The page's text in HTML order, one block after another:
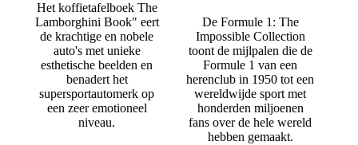
Het koffietafelboek The
Lamborghini Book" eert
de krachtige en nobele
auto's met unieke
esthetische beelden en
benadert het
supersportautomerk op
een zeer emotioneel
niveau.
De Formule 1: The
Impossible Collection
toont de mijlpalen die de
Formule 1 van een
herenclub in 1950 tot een
wereldwijde sport met
honderden miljoenen
fans over de hele wereld
hebben gemaakt.